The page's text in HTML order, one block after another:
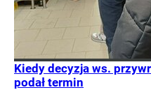
Kiedy decyzja ws.
podał termin